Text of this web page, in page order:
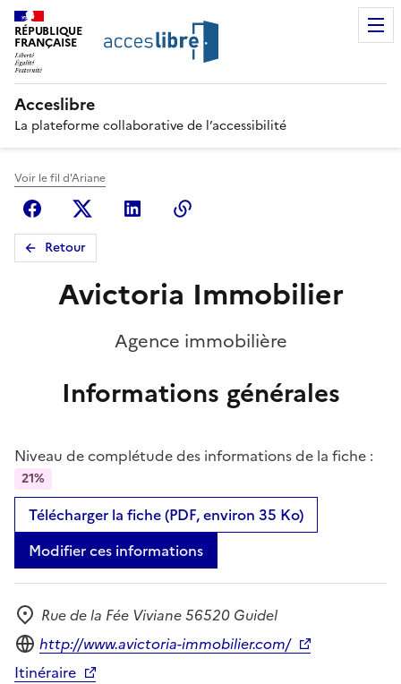
RÉPUBLIQUE
FRANÇAISE
Acceslibre
La plateforme collaborative de l’accessibilité
Voir le fil d'Ariane
FacebookX (anciennement Twitter)
Linkedin
Retour
Avictoria Immobilier
Agence immobilière
Informations générales
Niveau de complétude des informations de la fiche :
21%
Télécharger la fiche (PDF, environ 35 Ko)
Modifier ces informations
Adresse
Rue de la Fée Viviane 56520 Guidel
Site internet
http://www.avictoria-immobilier.com/
Itinéraire